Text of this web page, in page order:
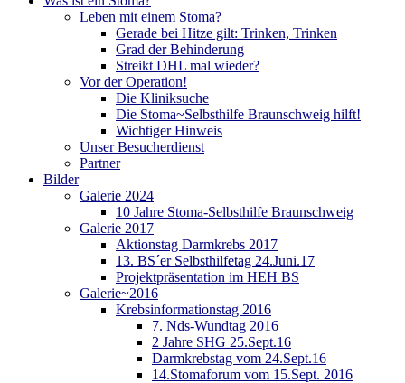
Leben mit einem Stoma?
Gerade bei Hitze gilt: Trinken, Trinken
Grad der Behinderung
Streikt DHL mal wieder?
Vor der Operation!
Die Kliniksuche
Die Stoma~Selbsthilfe Braunschweig hilft!
Wichtiger Hinweis
Unser Besucherdienst
Partner
Bilder
Galerie 2024
10 Jahre Stoma-Selbsthilfe Braunschweig
Galerie 2017
Aktionstag Darmkrebs 2017
13. BS´er Selbsthilfetag 24.Juni.17
Projektpräsentation im HEH BS
Galerie~2016
Krebsinformationstag 2016
7. Nds-Wundtag 2016
2 Jahre SHG 25.Sept.16
Darmkrebstag vom 24.Sept.16
14.Stomaforum vom 15.Sept. 2016